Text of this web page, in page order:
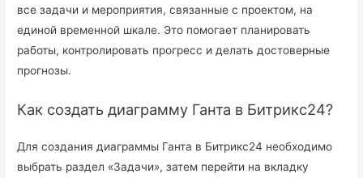
все задачи и мероприятия, связанные с проектом, на
единой временной шкале. Это помогает планировать
работы, контролировать прогресс и делать достоверные
прогнозы.
Как создать диаграмму Ганта в Битрикс24?
Для создания диаграммы Ганта в Битрикс24 необходимо
выбрать раздел «Задачи», затем перейти на вкладку